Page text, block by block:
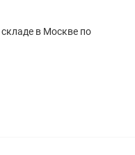
в Москве по